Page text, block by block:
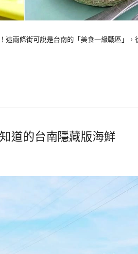
這兩條街可說是台南的「美食一級戰區」
道的台南隱藏版海鮮